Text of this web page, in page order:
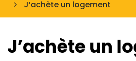
de
Saintonge
J’achète un logement
J’achète un